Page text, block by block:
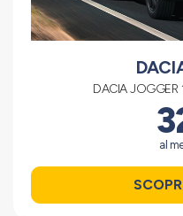
DACIA JOGGER
al